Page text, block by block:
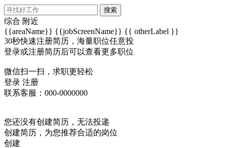
搜索
综合 附近
{{areaName}} {{jobScreenName}} {{ otherLabel }}
30秒快速注册简历，海量职位任意投
登录或注册简历后可以查看更多职位
微信扫一扫，求职更轻松
登录 注册
联系客服：000-0000000
您还没有创建简历，无法投递
创建简历，为您推荐合适的岗位
创建